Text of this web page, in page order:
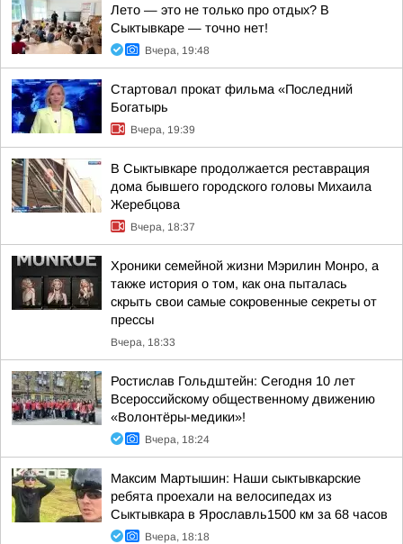
Лето — это не только про отдых? В
Сыктывкаре — точно нет!
Вчера, 19:48
Стартовал прокат фильма «Последний
Богатырь
Вчера, 19:39
В Сыктывкаре продолжается реставрация
дома бывшего городского головы Михаила
Жеребцова
Вчера, 18:37
Хроники семейной жизни Мэрилин Монро, а
также история о том, как она пыталась
скрыть свои самые сокровенные секреты от
прессы
Вчера, 18:33
Ростислав Гольдштейн: Сегодня 10 лет
Всероссийскому общественному движению
«Волонтёры-медики»!
Вчера, 18:24
Максим Мартышин: Наши сыктывкарские
ребята проехали на велосипедах из
Сыктывкара в Ярославль1500 км за 68 часов
Вчера, 18:18